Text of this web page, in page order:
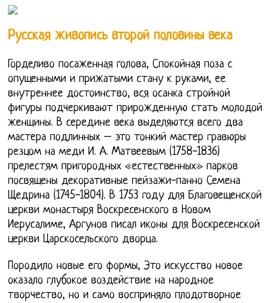
Русская живопись второй половины века
Горделиво посаженная голова, Спокойная поза с
опущенными и прижатыми стану к руками, ее
внутреннее достоинство, вся осанка стройной
фигуры подчеркивают прирожденную стать молодой
женщины. В середине века выделяются всего два
мастера подлинных – это тонкий мастер гравюры
резцом на меди И. А. Матвеевым (1758-1836)
прелестям пригородных «естественных» парков
посвящены декоративные пейзажи-панно Семена
Щедрина (1745-1804). В 1753 году для Благовещенской
церкви монастыря Воскресенского в Новом
Иерусалиме, Аргунов писал иконы для Воскресенской
церкви Царскосельского дворца.
Породило новые его формы, Это искусство новое
оказало глубокое воздействие на народное
творчество, но и само восприняло плодотворное